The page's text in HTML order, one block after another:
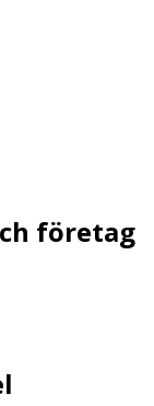
företag